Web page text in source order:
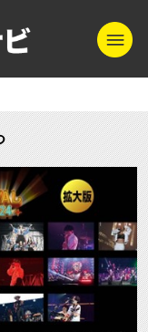
テレ朝チャンネ